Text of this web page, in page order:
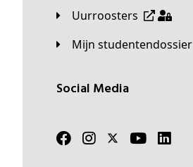
Uurroosters
Mijn studentendossier
Social Media